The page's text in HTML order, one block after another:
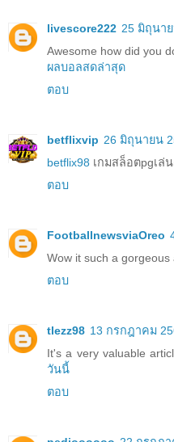
livescore222 25 มิถุนา
Awesome how did you
ผลบอลสดล่าสุด
ตอบ
betflixvip 26 มิถุนายน
betflix98 เกมสล็อตpgเล่
ตอบ
FootballnewsviaOreo
Wow it such a gorgeous
ตอบ
tlezz98 13 กรกฎาคม
It's a very valuable
วันนี้
ตอบ